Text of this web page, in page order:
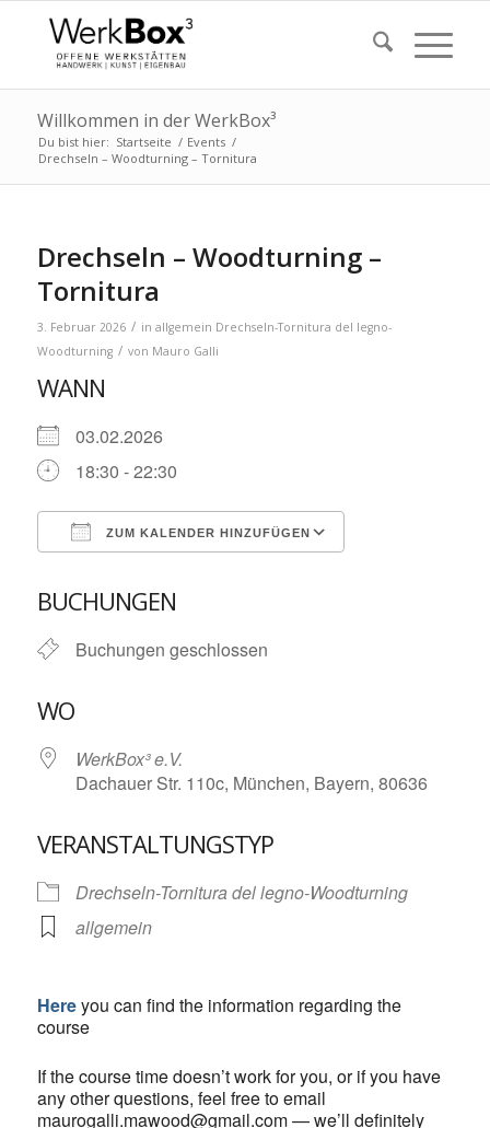
Willkommen in der WerkBox³
Du bist hier: Startseite / Events /
Drechseln – Woodturning – Tornitura
Drechseln – Woodturning –
Tornitura
3. Februar 2026 / in allgemein Drechseln-Tornitura del legno-
Woodturning / von Mauro Galli
WANN
03.02.2026
18:30 - 22:30
ZUM KALENDER HINZUFÜGEN
BUCHUNGEN
Buchungen geschlossen
WO
WerkBox³ e.V.
Dachauer Str. 110c, München, Bayern, 80636
VERANSTALTUNGSTYP
Drechseln-Tornitura del legno-Woodturning
allgemein
Hereyou can find the information regarding the
course
If the course time doesn’t work for you, or if you have
any other questions, feel free to email
maurogalli.mawood@gmail.com — we’ll definitely